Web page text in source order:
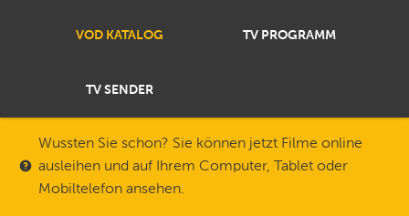
VOD KATALOG TV PROGRAMM
TV SENDER
Wussten Sie schon? Sie können jetzt Filme online
ausleihen und auf Ihrem Computer, Tablet oder
Mobiltelefon ansehen.